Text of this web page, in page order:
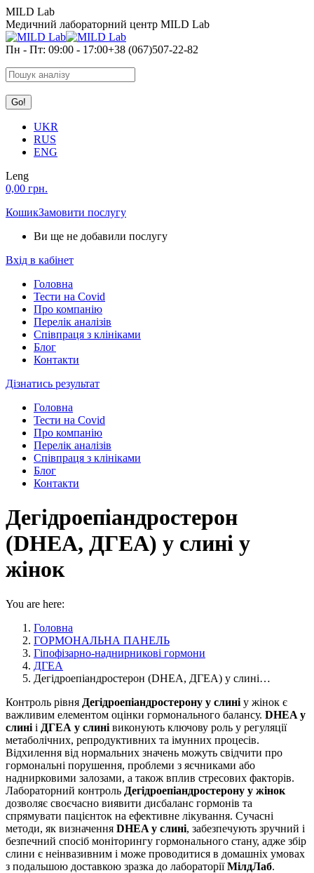
Skip
to
content
MILD Lab
Медичний лабораторний центр MILD Lab
Пн - Пт: 09:00 - 17:00+38 (067)507-22-82
Search:
UKR
RUS
ENG
Leng
0,00 грн.
КошикЗамовити послугу
Ви ще не добавили послугу
Вхід в кабінет
Головна
Тести на Covid
Про компанію
Перелік аналізів
Співпраця з клініками
Блог
Контакти
Дізнатись результат
Головна
Тести на Covid
Про компанію
Перелік аналізів
Співпраця з клініками
Блог
Контакти
Дегідроепіандростерон
(DHEA, ДГЕА) у слині у
жінок
You are here:
Головна
ГОРМОНАЛЬНА ПАНЕЛЬ
Гіпофізарно-наднирникові гормони
ДГЕА
Дегідроепіандростерон (DHEA, ДГЕА) у слині…
Контроль рівня Дегідроепіандростерону у слині у жінок є
важливим елементом оцінки гормонального балансу. DHEA у
слині і ДГЕА у слині виконують ключову роль у регуляції
метаболічних, репродуктивних та імунних процесів.
Відхилення від нормальних значень можуть свідчити про
гормональні порушення, проблеми з яєчниками або
наднирковими залозами, а також вплив стресових факторів.
Лабораторний контроль Дегідроепіандростерону у жінок
дозволяє своєчасно виявити дисбаланс гормонів та
спрямувати пацієнток на ефективне лікування. Сучасні
методи, як визначення DHEA у слині, забезпечують зручний і
безпечний спосіб моніторингу гормонального стану, адже збір
слини є неінвазивним і може проводитися в домашніх умовах
з подальшою доставкою зразка до лабораторіїМілдЛаб.